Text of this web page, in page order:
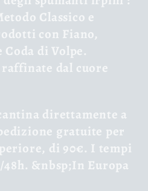
Classico e
con Fiano,
Coda di Volpe.
dal cuore
direttamente a
gratuite per
di 90€. I tempi
&nbsp;In Europa